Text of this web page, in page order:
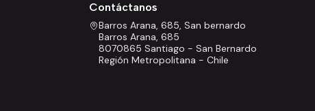
Contáctanos
Barros Arana, 685, San bernardo
Barros Arana, 685
8070865 Santiago - San Bernardo
Región Metropolitana - Chile